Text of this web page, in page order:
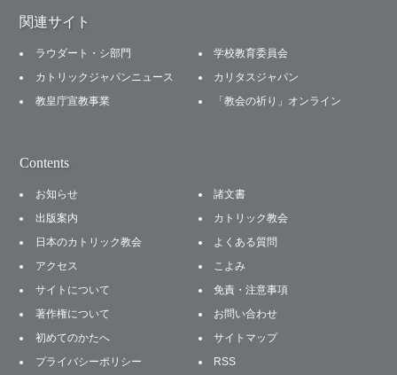
関連サイト
ラウダート・シ部門
学校教育委員会
カトリックジャパンニュース
カリタスジャパン
教皇庁宣教事業
「教会の祈り」オンライン
Contents
お知らせ
諸文書
出版案内
カトリック教会
日本のカトリック教会
よくある質問
アクセス
こよみ
サイトについて
免責・注意事項
著作権について
お問い合わせ
初めてのかたへ
サイトマップ
プライバシーポリシー
RSS